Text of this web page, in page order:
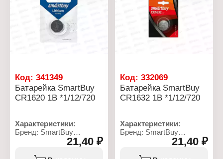
Размер: 9,5х9,5x3,6 мм
Условия хранения: от -20
Взаимозаместимость:
до +35 С
Взаимозаместимость:
Упаковка: блистер
Код: 341349
Батарейка SmartBuy
CR1620 1B *1/12/720
Характеристики:
Бренд: SmartBuy
Артикул: SBBL-1620-1B
21,40 ₽
Код:332069
Батарейка SmartBuy
CR1632 1B *1/12/720
Характеристики:
Бренд: SmartBuy
Артикул: SBBL-1632-1B
21,40 ₽